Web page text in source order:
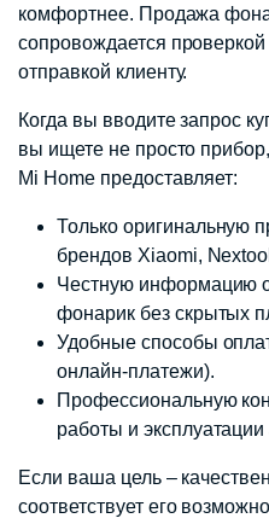
комфортнее. Продажа
сопровождается
отправкой клиенту.
Когда вы вводите запрос
вы ищете не просто
Mi Home предоставляет:
Только оригинальную
брендов Xiaomi,
Честную информацию о
фонарик без скрытых
Удобные способы
онлайн-платежи).
Профессиональную
работы и
Если ваша цель –
соответствует его